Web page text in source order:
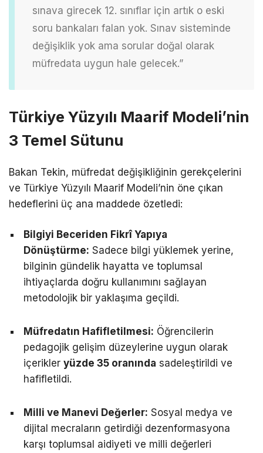
sınava girecek 12. sınıflar için artık o eski
soru bankaları falan yok. Sınav sisteminde
değişiklik yok ama sorular doğal olarak
müfredata uygun hale gelecek.”
Türkiye Yüzyılı Maarif Modeli’nin
3 Temel Sütunu
Bakan Tekin, müfredat değişikliğinin gerekçelerini
ve Türkiye Yüzyılı Maarif Modeli’nin öne çıkan
hedeflerini üç ana maddede özetledi:
Bilgiyi Beceriden Fikrî Yapıya
Dönüştürme: Sadece bilgi yüklemek yerine,
bilginin gündelik hayatta ve toplumsal
ihtiyaçlarda doğru kullanımını sağlayan
metodolojik bir yaklaşıma geçildi.
Müfredatın Hafifletilmesi: Öğrencilerin
pedagojik gelişim düzeylerine uygun olarak
içerikler yüzde 35 oranında sadeleştirildi ve
hafifletildi.
Milli ve Manevi Değerler: Sosyal medya ve
dijital mecraların getirdiği dezenformasyona
karşı toplumsal aidiyeti ve milli değerleri